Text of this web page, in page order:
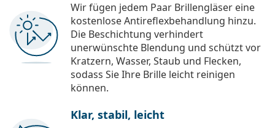
Wir fügen jedem Paar Brillengläser eine
kostenlose Antireflexbehandlung hinzu.
Die Beschichtung verhindert
unerwünschte Blendung und schützt vor
Kratzern, Wasser, Staub und Flecken,
sodass Sie Ihre Brille leicht reinigen
können.
Klar, stabil, leicht